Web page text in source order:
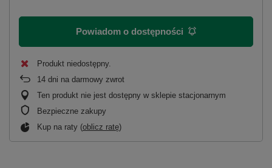
Powiadom o dostępności
Produkt niedostępny
14 dni na darmowy zwrot
Ten produkt nie jest dostępny w sklepie stacjonarnym
Bezpieczne zakupy
Kup na raty (oblicz ratę)